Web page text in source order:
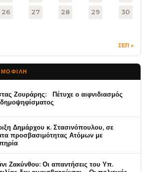
26 27 28 29 30
ΣΕΠ »
Ζουράρης: Πέτυχε ο αιφνιδιασμός
Δημάρχου κ. Στασινόπουλου, σε
προσβασιμότητας Ατόμων με
Ζακύνθου: Οι απαντήσεις του Υπ.